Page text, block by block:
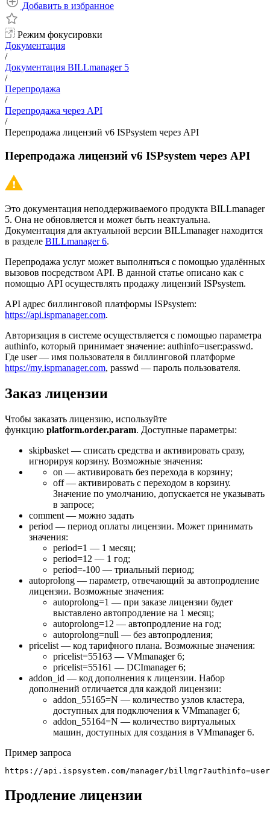
Добавить в избранное
Режим фокусировки
Документация
/
Документация BILLmanager 5
/
Перепродажа
/
Перепродажа через API
/
Перепродажа лицензий v6 ISPsystem через API
Перепродажа лицензий v6 ISPsystem через API
Это документация неподдерживаемого продукта BILLmanager
5. Она не обновляется и может быть неактуальна.
Документация для актуальной версии BILLmanager находится
в разделе BILLmanager 6.
Перепродажа услуг может выполняться c помощью удалённых
вызовов посредством API. В данной статье описано как с
помощью API осуществлять продажу лицензий ISPsystem.
API адрес биллинговой платформы ISPsystem:
https://api.ispmanager.com.
Авторизация в системе осуществляется с помощью параметра
authinfo, который принимает значение: authinfo=user:passwd.
Где user — имя пользователя в биллинговой платформе
https://my.ispmanager.com, passwd — пароль пользователя.
Заказ лицензии
Чтобы заказать лицензию, используйте
функцию platform.order.param. Доступные параметры:
skipbasket — списать средства и активировать сразу,
игнорируя корзину. Возможные значения:
on — активировать без перехода в корзину;
off — активировать с переходом в корзину.
Значение по умолчанию, допускается не указывать
в запросе;
comment — можно задать
period — период оплаты лицензии. Может принимать
значения:
period=1 — 1 месяц;
period=12 — 1 год;
period=-100 — триальный период;
autoprolong — параметр, отвечающий за автопродление
лицензии. Возможные значения:
autoprolong=1 — при заказе лицензии будет
выставлено автопродление на 1 месяц;
autoprolong=12 — автопродление на год;
autoprolong=null — без автопродления;
pricelist — код тарифного плана. Возможные значения:
pricelist=55163 — VMmanager 6;
pricelist=55161 — DCImanager 6;
addon_id — код дополнения к лицензии. Набор
дополнений отличается для каждой лицензии:
addon_55165=N — количество узлов кластера,
доступных для подключения к VMmanager 6;
addon_55164=N — количество виртуальных
машин, доступных для создания в VMmanager 6.
Пример запроса
https://api.ispsystem.com/manager/
Продление лицензии